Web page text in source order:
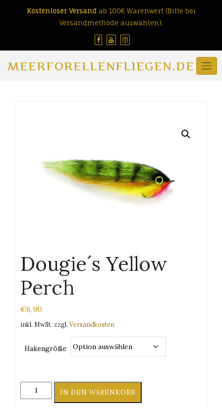
Kostenloser Versandab 100€ Warenwert (Bitte bei
Versandmethode auswählen).
MEERFORELLENFLIEGEN.DE
Dougie´s Yellow
Perch
€6,90
inkl. MwSt. zzgl. Versandkosten
Hakengröße
Dougie
´s
IN DEN WARENKORB